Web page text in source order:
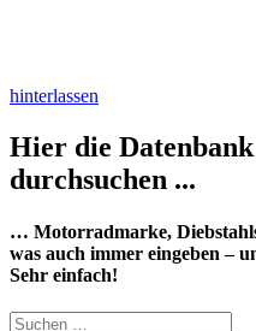
hinterlassen
Hier die
durchsuchen ...
… Motorradmarke,
was auch immer eingeben –
Sehr einfach!
Suchen